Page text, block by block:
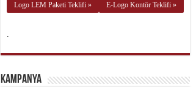
Logo LEM Paketi Teklifi » E-Logo Kontör Teklifi »
.
Kampanya